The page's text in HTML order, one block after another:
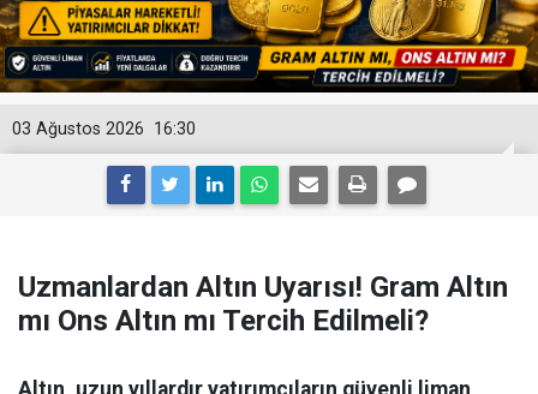
16:30
03 Ağustos 2026
Uzmanlardan Altın Uyarısı! Gram Altın
mı Ons Altın mı Tercih Edilmeli?
Altın, uzun yıllardır yatırımcıların güvenli liman